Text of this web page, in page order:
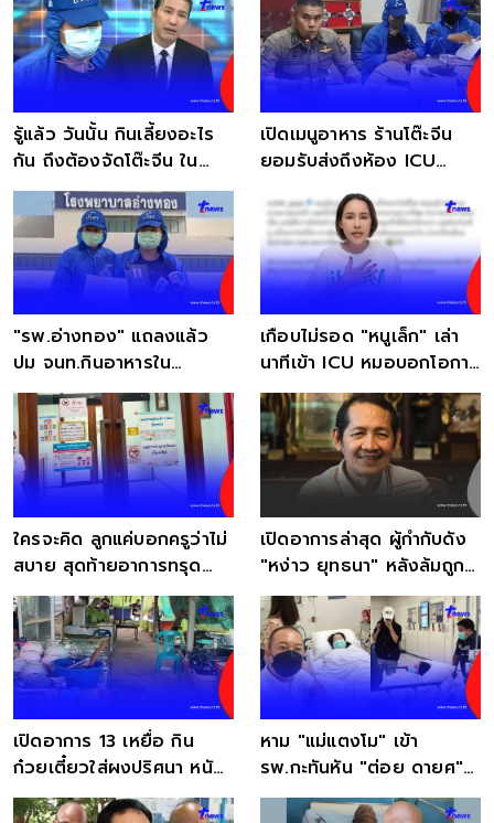
รู้แล้ว วันนั้น กินเลี้ยงอะไร
กัน ถึงต้องจัดโต๊ะจีน ใน
ห้องICUเด็ก
เปิดเมนูอาหาร ร้านโต๊ะจีน
ยอมรับส่งถึงห้อง ICU
เสิร์ฟใกล้ทารก
"รพ.อ่างทอง" แถลงแล้ว
ปม จนท.กินอาหารใน
ห้องICU ทารก 5 วันเสีย
ชีวิต
เกือบไม่รอด "หนูเล็ก" เล่า
นาทีเข้า ICU หมอบอกโอกาส
รอด 50-50
ใครจะคิด ลูกแค่บอกครูว่าไม่
สบาย สุดท้ายอาการทรุด
หนักเข้า ICU
เปิดอาการล่าสุด ผู้กำกับดัง
"หง่าว ยุทธนา" หลังล้มถูก
ส่งเข้า ICU
เปิดอาการ 13 เหยื่อ กิน
ก๋วยเตี๋ยวใส่ผงปริศนา หนัก
สุดเข้า ICU
หาม "แม่แตงโม" เข้า
รพ.กะทันหัน "ต่อย ดายศ"
แจ้งข่าวด่วนอยู่ ICU